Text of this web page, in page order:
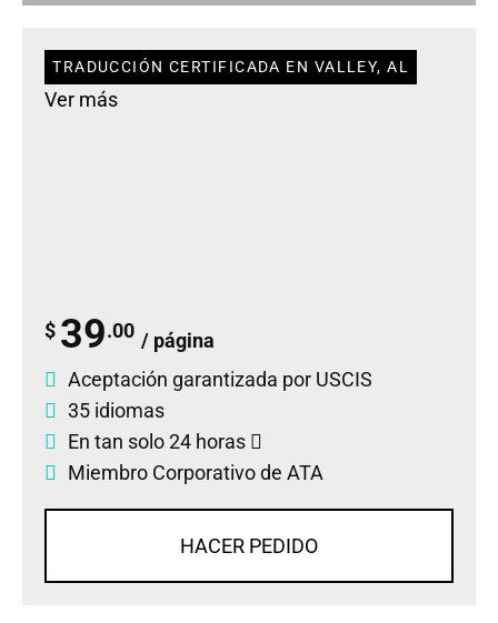
TRADUCCIÓN CERTIFICADA EN VALLEY, AL
Ver más
$ 39.00 / página
Aceptación garantizada por USCIS
35 idiomas
En tan solo 24 horas
Miembro Corporativo de ATA
HACER PEDIDO